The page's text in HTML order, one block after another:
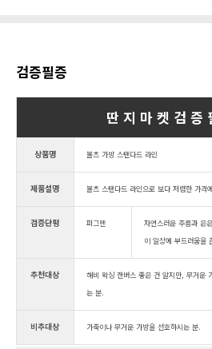
검증필증
딴 지 마 켓 검 증
상품명 볼츠 가방 스탠다드 라인
제품설명 볼츠 스탠다드 라인으로 보다 저렴한 가격
검증단평 퍼그맨
자연스러운 주름과 은
이 일상에 부드러움을
추천대상
해비 왁싱 캔버스 좋은 건 알지만, 무거운
는 분.
비추대상 가죽이나 무거운 가방을 선호하시는 분.